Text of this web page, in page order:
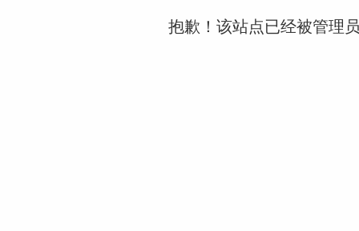
抱歉！该站点已经被管理